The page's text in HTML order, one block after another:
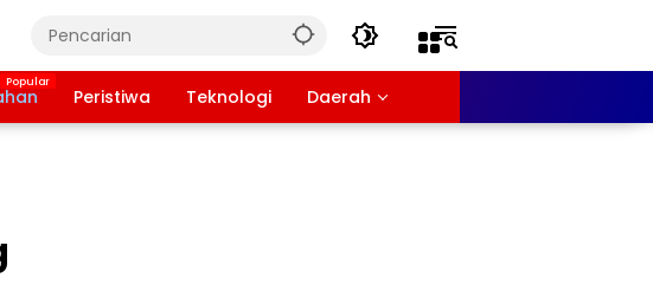
Peristiwa Teknologi Daerah